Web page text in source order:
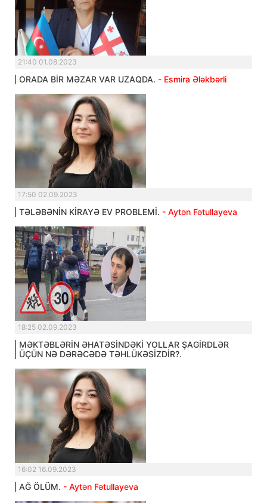
21:40 01.08.2023
ORADA BİR MƏZAR VAR UZAQDA. - Esmira Ələkbərli
17:50 02.09.2023
TƏLƏBƏNİN KİRAYƏ EV PROBLEMİ. - Aytən Fətullayeva
18:25 02.09.2023
MƏKTƏBLƏRİN ƏHATƏSİNDƏKİ YOLLAR ŞAGİRDLƏR
ÜÇÜN NƏ DƏRƏCƏDƏ TƏHLÜKƏSİZDİR?.
16:02 16.09.2023
AĞ ÖLÜM. - Aytən Fətullayeva